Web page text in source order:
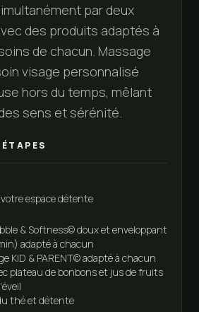
par deux
des produits adaptés à
de chacun. Massage
visage personnalisé
hors du temps, mêlant
sens et sérénité.
ÉTAPES
espace détente
& Softness© doux et enveloppant
adapté à chacun
KID & PARENT© adapté à chacun
plateau de bonbons et jus de fruits
thé et détente